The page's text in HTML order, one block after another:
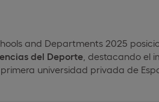
and Departments 2025
del Deporte , destacando el
universidad privada de